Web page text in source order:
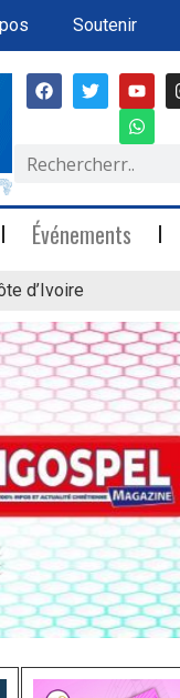
Soutenir
Événements
d’Ivoire